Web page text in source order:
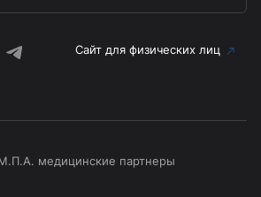
Сайт для физических лиц
медицинские партнеры